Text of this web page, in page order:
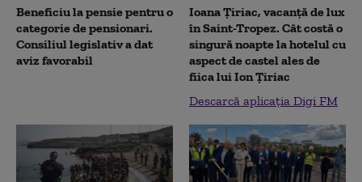
Beneficiu la pensie pentru o
categorie de pensionari.
Consiliul legislativ a dat
aviz favorabil
Ioana Țiriac, vacanță de lux
în Saint-Tropez. Cât costă o
singură noapte la hotelul cu
aspect de castel ales de
fiica lui Ion Țiriac
Descarcă aplicația Digi FM